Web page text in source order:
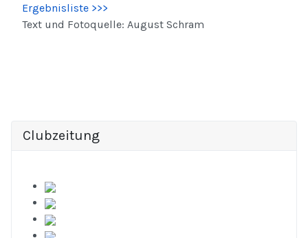
Ergebnisliste >>>
Text und Fotoquelle: August Schram
Clubzeitung